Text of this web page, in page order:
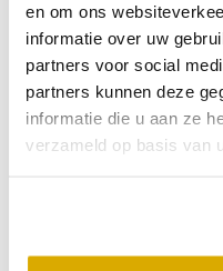
en om ons
informatie over uw
partners voor social
partners kunnen deze
informatie die u aan ze
verzameld op basis van
Datum:05-08-2026
Tijdstip:
Verkooppunt